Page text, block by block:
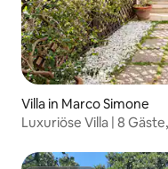
Villa in Marco Simone
Luxuriöse Villa | 8